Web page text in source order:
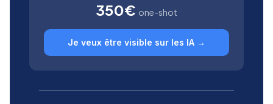
350€ one-shot
Je veux être visible sur les IA →